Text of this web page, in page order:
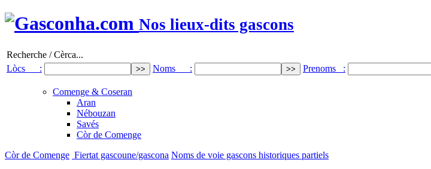
Nos lieux-dits gascons
Recherche / Cèrca...
Lòcs :
Noms : Prenoms :
Comenge & Coseran
Aran
Nébouzan
Savés
Còr de Comenge
Còr de Comenge Fiertat gascoune/gascona Noms de voie gascons historiques partiels